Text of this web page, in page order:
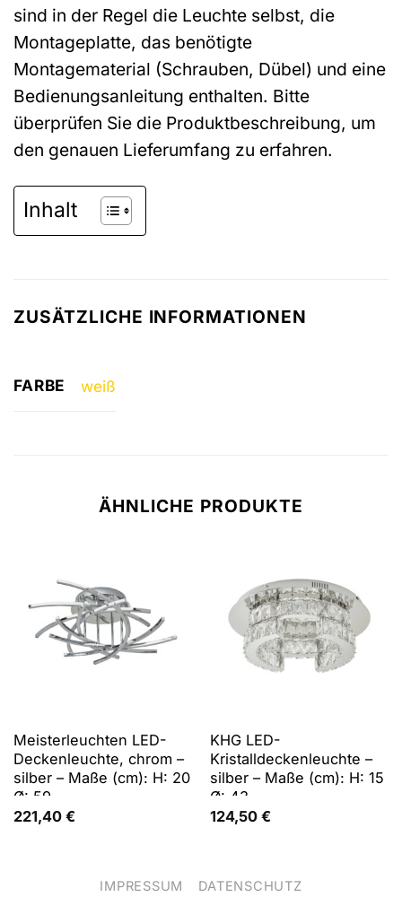
sind in der Regel die Leuchte selbst, die
Montageplatte, das benötigte
Montagematerial (Schrauben, Dübel) und eine
Bedienungsanleitung enthalten. Bitte
überprüfen Sie die Produktbeschreibung, um
den genauen Lieferumfang zu erfahren.
Inhalt
ZUSÄTZLICHE INFORMATIONEN
FARBE weiß
ÄHNLICHE PRODUKTE
Meisterleuchten LED-
Deckenleuchte, chrom –
silber – Maße (cm): H: 20
Ø: 59
221,40 €
KHG LED-
Kristalldeckenleuchte –
silber – Maße (cm): H: 15
Ø: 43
124,50 €
IMPRESSUM DATENSCHUTZ